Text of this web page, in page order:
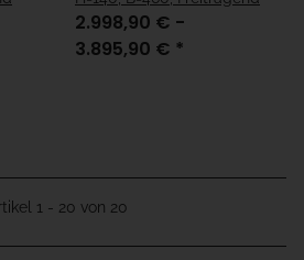
2.998,90 € -
3.895,90 € *
1 - 20 von 20